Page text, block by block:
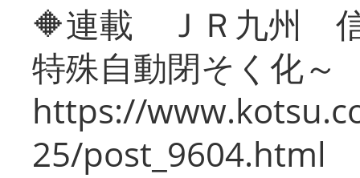
🔶連載 ＪＲ九州 信
特殊自動閉そく化～
https://
25/post_9604.html